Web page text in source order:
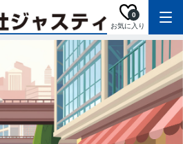
お気に入り
0